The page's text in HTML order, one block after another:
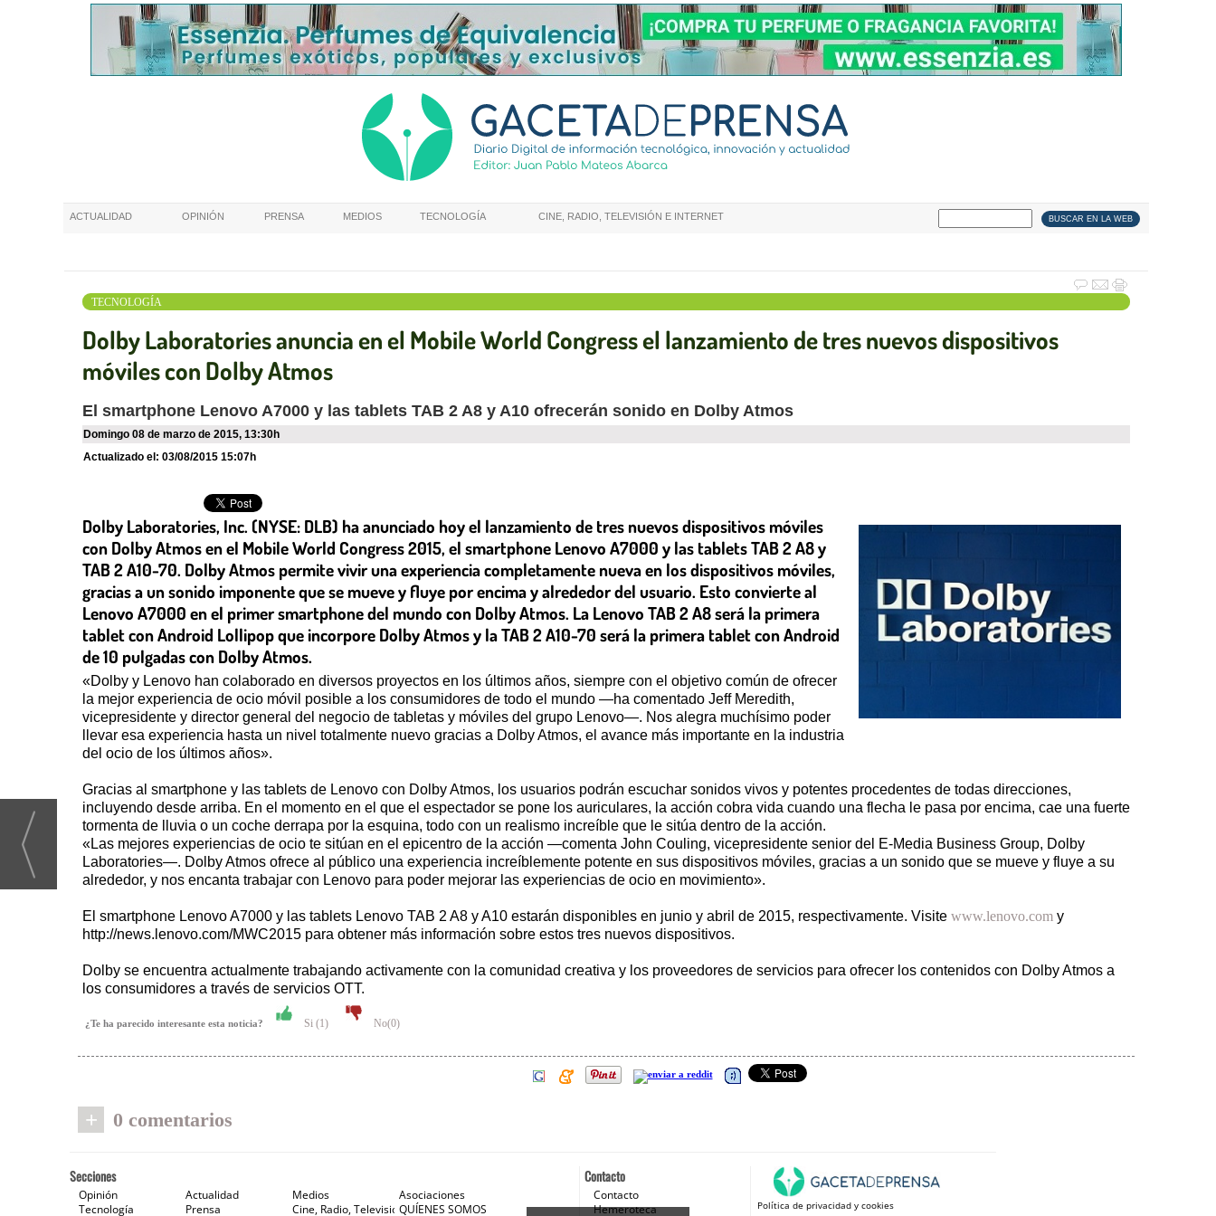
ACTUALIDAD OPINIÓN PRENSA MEDIOS TECNOLOGÍA CINE, RADIO, TELEVISIÓN E INTERNET
TECNOLOGÍA
Dolby Laboratories anuncia en el Mobile World Congress el lanzamiento de tres nuevos dispositivos
móviles con Dolby Atmos
El smartphone Lenovo A7000 y las tablets TAB 2 A8 y A10 ofrecerán sonido en Dolby Atmos
domingo 08 de marzo de 2015, 13:30h
Actualizado el: 03/08/2015 15:07h
Dolby Laboratories, Inc. (NYSE: DLB) ha anunciado hoy el lanzamiento de tres nuevos dispositivos móviles
con Dolby Atmos en el Mobile World Congress 2015, el smartphone Lenovo A7000 y las tablets TAB 2 A8 y
TAB 2 A10-70. Dolby Atmos permite vivir una experiencia completamente nueva en los dispositivos móviles,
gracias a un sonido imponente que se mueve y fluye por encima y alrededor del usuario. Esto convierte al
Lenovo A7000 en el primer smartphone del mundo con Dolby Atmos. La Lenovo TAB 2 A8 será la primera
tablet con Android Lollipop que incorpore Dolby Atmos y la TAB 2 A10-70 será la primera tablet con Android
de 10 pulgadas con Dolby Atmos.
«Dolby y Lenovo han colaborado en diversos proyectos en los últimos años, siempre con el objetivo común de ofrecer
la mejor experiencia de ocio móvil posible a los consumidores de todo el mundo —ha comentado Jeff Meredith,
vicepresidente y director general del negocio de tabletas y móviles del grupo Lenovo—. Nos alegra muchísimo poder
llevar esa experiencia hasta un nivel totalmente nuevo gracias a Dolby Atmos, el avance más importante en la industria
del ocio de los últimos años».
Gracias al smartphone y las tablets de Lenovo con Dolby Atmos, los usuarios podrán escuchar sonidos vivos y potentes procedentes de todas direcciones,
incluyendo desde arriba. En el momento en el que el espectador se pone los auriculares, la acción cobra vida cuando una flecha le pasa por encima, cae una fuerte
tormenta de lluvia o un coche derrapa por la esquina, todo con un realismo increíble que le sitúa dentro de la acción.
«Las mejores experiencias de ocio te sitúan en el epicentro de la acción —comenta John Couling, vicepresidente senior del E-Media Business Group, Dolby
Laboratories—. Dolby Atmos ofrece al público una experiencia increíblemente potente en sus dispositivos móviles, gracias a un sonido que se mueve y fluye a su
alrededor, y nos encanta trabajar con Lenovo para poder mejorar las experiencias de ocio en movimiento».
El smartphone Lenovo A7000 y las tablets Lenovo TAB 2 A8 y A10 estarán disponibles en junio y abril de 2015, respectivamente. Visite www.lenovo.com y
http://news.lenovo.com/MWC2015 para obtener más información sobre estos tres nuevos dispositivos.
Dolby se encuentra actualmente trabajando activamente con la comunidad creativa y los proveedores de servicios para ofrecer los contenidos con Dolby Atmos a
los consumidores a través de servicios OTT.
¿Te ha parecido interesante esta noticia? Si (1) No(0)
+ 0 comentarios
Contacto
Contacto
Hemeroteca
Política de privacidad y cookies
Secciones
Opinión Actualidad Medios
Asociaciones
Tecnología
Prensa Cine, Radio, Televisión e Internet
QUÍENES SOMOS